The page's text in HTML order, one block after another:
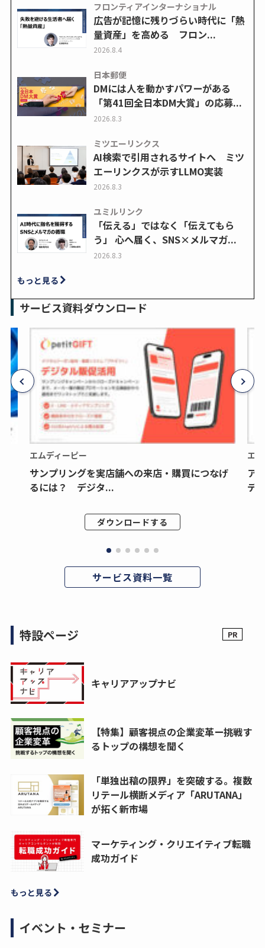
フロンティアインターナショナル
広告が記憶に残りづらい時代に「熱
量資産」を高める フロン...
2026.8.4
日本郵便
DMには人を動かすパワーがある
「第41回全日本DM大賞」の応募...
2026.8.3
ミツエーリンクス
AI検索で引用されるサイトへ ミツ
エーリンクスが示すLLMO実装
2026.8.3
ユミルリンク
「伝える」ではなく「伝えてもら
う」 心へ届く、SNS×メルマガ...
2026.8.3
もっと見る
サービス資料ダウンロード
エムディーピー
サンプリングを実店舗への来店・購買につなげ
るには？ デジタ...
ダウンロードする
エ
ア
デ
サービス資料一覧
特設ページ
キャリアアップナビ
【特集】顧客視点の企業変革ー挑戦す
るトップの構想を聞く
「単独出稿の限界」を突破する。複数
リテール横断メディア「ARUTANA」
が拓く新市場
マーケティング・クリエイティブ転職
成功ガイド
もっと見る
イベント・セミナー